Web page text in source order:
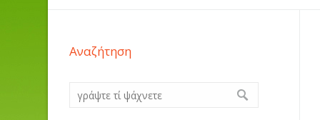
Αναζήτηση